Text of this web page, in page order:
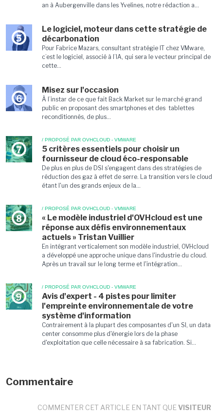
an à Aubergenville dans les Yvelines, notre rédaction a...
5
Le logiciel, moteur dans cette stratégie de
décarbonation
Pour Fabrice Mazars, consultant stratégie IT chez VMware,
c’est le logiciel, associé à l’IA, qui sera le vecteur principal de
cette...
6
Misez sur l'occasion
À l’instar de ce que fait Back Market sur le marché grand
public en proposant des smartphones et des tablettes
reconditionnés, de plus...
7
/ PROPOSÉ PAR OVHCLOUD - VMWARE
5 critères essentiels pour choisir un
fournisseur de cloud éco-responsable
De plus en plus de DSI s'engagent dans des stratégies de
réduction des gaz à effet de serre. La transition vers le cloud
étant l'un des grands enjeux de la...
8
/ PROPOSÉ PAR OVHCLOUD - VMWARE
« Le modèle industriel d'OVHcloud est une
réponse aux défis environnementaux
actuels » Tristan Vuillier
En intégrant verticalement son modèle industriel, OVHcloud
a développé une approche unique dans l'industrie du cloud.
Après un travail sur le long terme et l'intégration...
9
/ PROPOSÉ PAR OVHCLOUD - VMWARE
Avis d'expert - 4 pistes pour limiter
l'empreinte environnementale de votre
système d'information
Contrairement à la plupart des composantes d'un SI, un data
center consomme plus d'énergie lors de la phase
d'exploitation que celle nécessaire à sa fabrication. Si...
Commentaire
COMMENTER CET ARTICLE EN TANT QUE VISITEUR